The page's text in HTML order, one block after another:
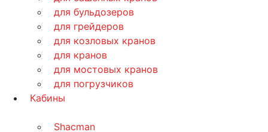
для бульдозеров
для грейдеров
для козловых кранов
для кранов
для мостовых кранов
для погрузчиков
Кабины
Shacman